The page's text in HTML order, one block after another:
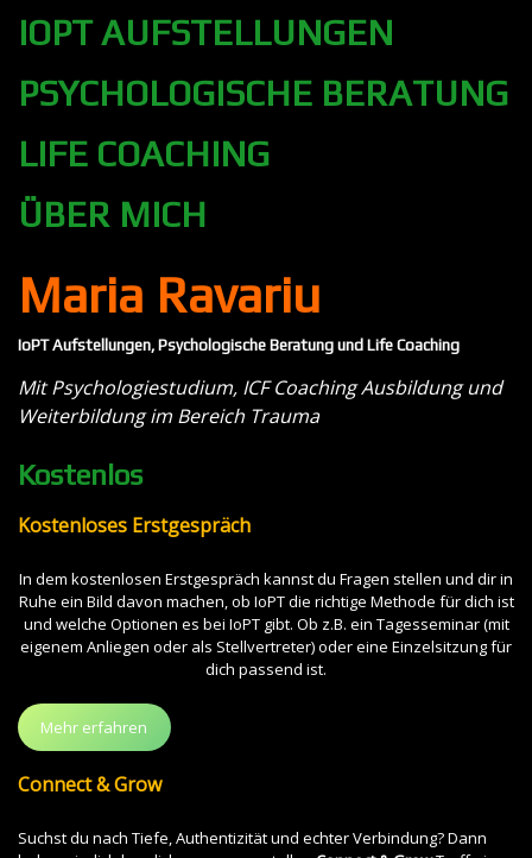
IOPT AUFSTELLUNGEN
PSYCHOLOGISCHE BERATUNG
LIFE COACHING
ÜBER MICH
Maria Ravariu
IoPT Aufstellungen, Psychologische Beratung und Life Coaching
Mit Psychologiestudium, ICF Coaching Ausbildung und
Weiterbildung im Bereich Trauma
Kostenlos
Kostenloses Erstgespräch
In dem kostenlosen Erstgespräch kannst du Fragen stellen und dir in
Ruhe ein Bild davon machen, ob IoPT die richtige Methode für dich ist
und welche Optionen es bei IoPT gibt. Ob z.B. ein Tagesseminar (mit
eigenem Anliegen oder als Stellvertreter) oder eine Einzelsitzung für
dich passend ist.
Mehr erfahren
Connect & Grow
Suchst du nach Tiefe, Authentizität und echter Verbindung? Dann